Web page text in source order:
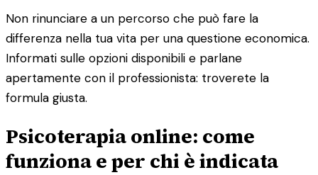
Non rinunciare a un percorso che può fare la
differenza nella tua vita per una questione economica.
Informati sulle opzioni disponibili e parlane
apertamente con il professionista: troverete la
formula giusta.
Psicoterapia online: come
funziona e per chi è indicata